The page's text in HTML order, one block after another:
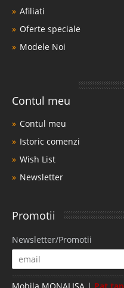
Afiliati
Oferte speciale
Modele Noi
Contul meu
Contul meu
Istoric comenzi
Wish List
Newsletter
Promotii
Newsletter/Promotii